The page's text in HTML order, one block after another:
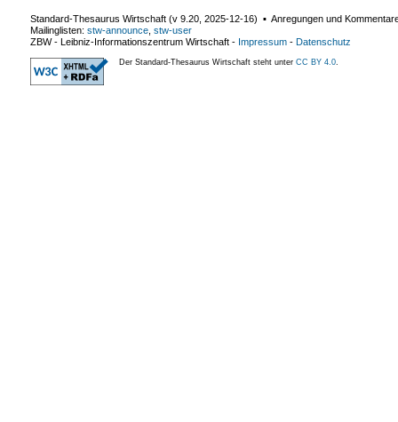
Standard-Thesaurus Wirtschaft (v 9.20 2025-12-16) ▪ Anregungen und
Mailinglisten: stw-announce stw-user
ZBW - Leibniz-Informationszentrum Wirtschaft - Impressum - Datenschutz
Der Standard-Thesaurus Wirtschaft steht unter CC BY 4.0